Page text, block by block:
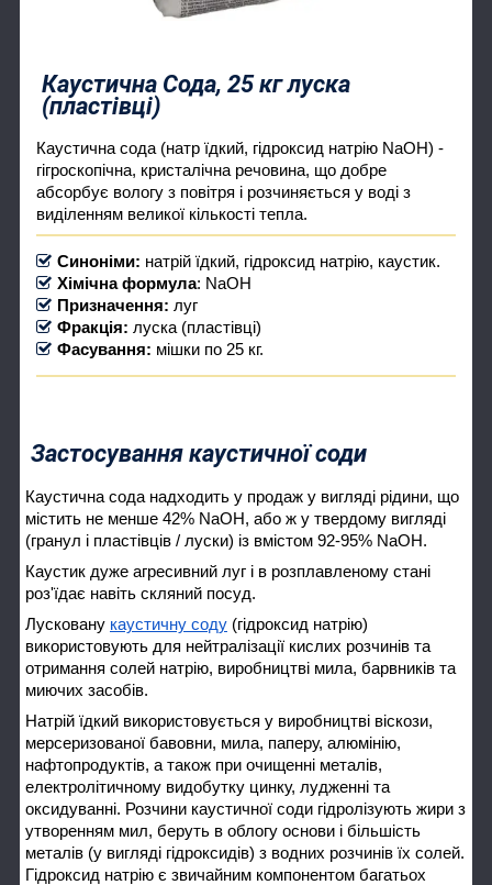
Каустична Сода, 25 кг луска
(пластівці)
Каустична сода (натр їдкий, гідроксид натрію NaOH) -
гігроскопічна, кристалічна речовина, що добре
абсорбує вологу з повітря і розчиняється у воді з
виділенням великої кількості тепла.
Синоніми: натрій їдкий, гідроксид натрію, каустик.
Хімічна формула: NaOH
Призначення: луг
Фракція: луска (пластівці)
Фасування: мішки по 25 кг.
Застосування каустичної соди
Каустична сода надходить у продаж у вигляді рідини, що
містить не менше 42% NaOH, або ж у твердому вигляді
(гранул і пластівців / луски) із вмістом 92-95% NaOH.
Каустик дуже агресивний луг і в розплавленому стані
роз'їдає навіть скляний посуд.
Лусковану каустичну соду (гідроксид натрію)
використовують для нейтралізації кислих розчинів та
отримання солей натрію, виробництві мила, барвників та
миючих засобів.
Натрій їдкий використовується у виробництві віскози,
мерсеризованої бавовни, мила, паперу, алюмінію,
нафтопродуктів, а також при очищенні металів,
електролітичному видобутку цинку, лудженні та
оксидуванні. Розчини каустичної соди гідролізують жири з
утворенням мил, беруть в облогу основи і більшість
металів (у вигляді гідроксидів) з водних розчинів їх солей.
Гідроксид натрію є звичайним компонентом багатьох